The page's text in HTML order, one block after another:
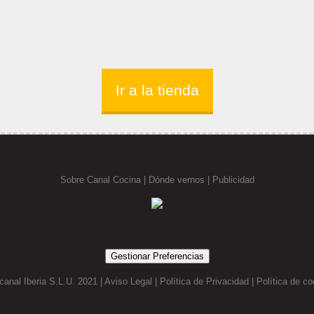
Ir a la tienda
Sobre Canal Cocina| Dónde vernos | Publicidad
Gestionar Preferencias
Iberia S.L.U. 2021 | Aviso Legal Política de Privacidad Política de